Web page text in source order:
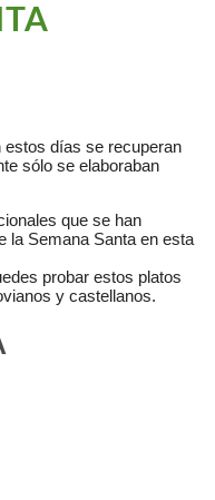
estos días se recuperan
sólo se elaboraban
que se han
la Semana Santa en esta
probar estos platos
y castellanos.